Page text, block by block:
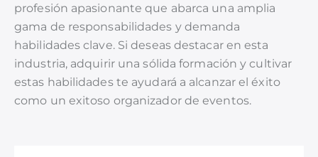
profesión apasionante que abarca una amplia
gama de responsabilidades y demanda
habilidades clave. Si deseas destacar en esta
industria, adquirir una sólida formación y cultivar
estas habilidades te ayudará a alcanzar el éxito
como un exitoso organizador de eventos.